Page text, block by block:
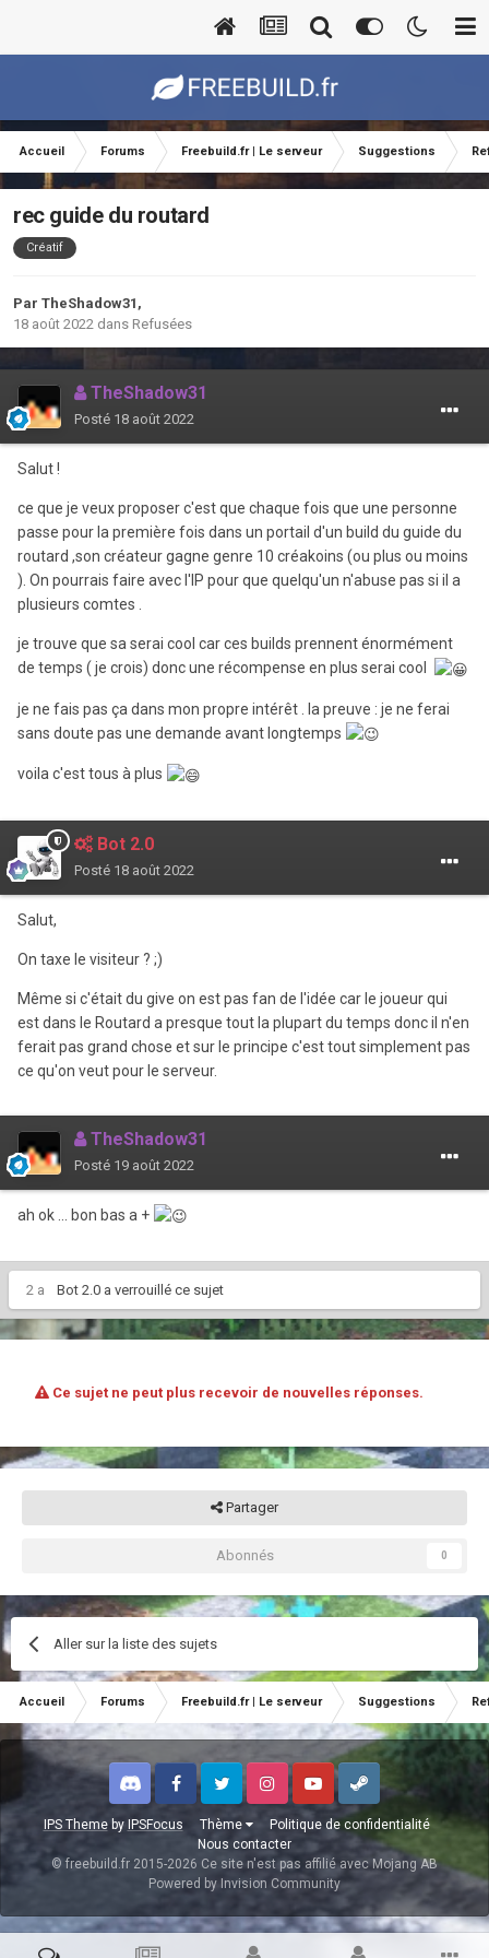
Accueil Forums Freebuild.fr | Le serveur Suggestions
rec guide du routard
Créatif
Par TheShadow31 ,
18 août 2022 dans Refusées
TheShadow31
Posté 18 août 2022
Salut !
ce que je veux proposer c'est que chaque fois que une personne
passe pour la première fois dans un portail d'un build du guide du
routard ,son créateur gagne genre 10 créakoins (ou plus ou moins
). On pourrais faire avec l'IP pour que quelqu'un n'abuse pas si il a
plusieurs comtes .
je trouve que sa serai cool car ces builds prennent énormément
de temps ( je crois) donc une récompense en plus serai cool
je ne fais pas ça dans mon propre intérêt . la preuve : je ne ferai
sans doute pas une demande avant longtemps
voila c'est tous à plus
Bot 2.0
Posté 18 août 2022
Salut,
On taxe le visiteur ? ;)
Même si c'était du give on est pas fan de l'idée car le joueur qui
est dans le Routard a presque tout la plupart du temps donc il n'en
ferait pas grand chose et sur le principe c'est tout simplement pas
ce qu'on veut pour le serveur.
TheShadow31
Posté 19 août 2022
ah ok ... bon bas a +
2 a Bot 2.0 a verrouillé ce sujet
Ce sujet ne peut plus recevoir de nouvelles réponses.
Partager
Abonnés 0
Aller sur la liste des sujets
Accueil Forums Freebuild.fr | Le serveur Suggestions
IPS Themeby IPSFocus Thème
Politique de confidentialité
Nous contacter
Discord FacebookTwitter InstagramYoutubeSteam
© freebuild.fr 2015-2026 Ce site n'est pas affilié avec Mojang AB
Powered by Invision Community